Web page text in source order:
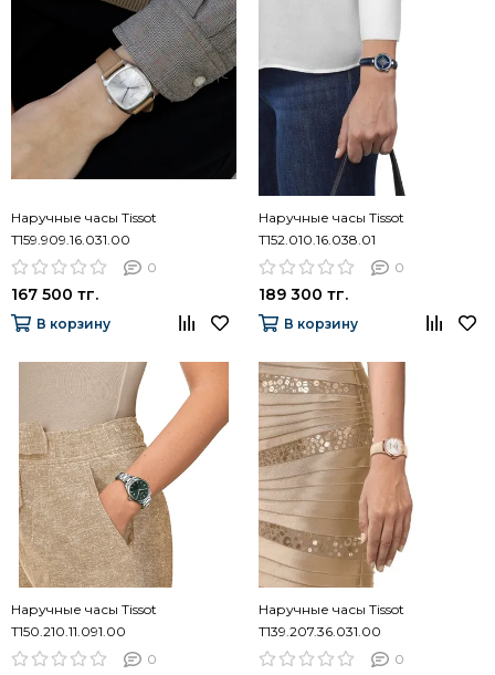
Наручные часы Tissot
T159.909.16.031.00
0
167 500 тг.
В корзину
Наручные часы Tissot
T152.010.16.038.01
0
189 300 тг.
В корзину
Наручные часы Tissot
T150.210.11.091.00
0
Наручные часы Tissot
T139.207.36.031.00
0